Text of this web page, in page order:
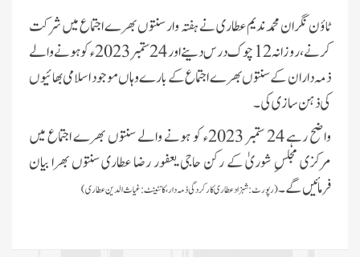
ٹاؤن نگران محمد ندیم عطاری نے ہفتہ وار سنتوں بھرے اجتماع میں شرکت
کرنے، روزانہ 12 چوک درس دینےاور 24 ستمبر 2023ء کو ہونے والے
ذمہ داران کے سنتوں بھرے اجتماع کے بارے وہاں موجود اسلامی بھائیوں
کی ذہن سازی کی۔
واضح رہے 24 ستمبر 2023ء کو ہونے والے سنتوں بھرے اجتماع میں
مرکزی مجلسِ شوریٰ کے رکن حاجی یعفور رضا عطاری سنتوں بھرا بیان
فرمائیں گے۔(رپورٹ: شہزاد عطاری کارکردگی ذمہ دار ، کانٹینٹ:غیاث الدین عطاری)